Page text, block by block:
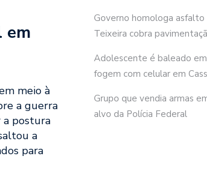
em
meio à
a guerra
a postura
a
para
Governo homologa
Teixeira cobra
Adolescente é baleado em
fogem com celular em
Grupo que vendia armas
alvo da Polícia Federal